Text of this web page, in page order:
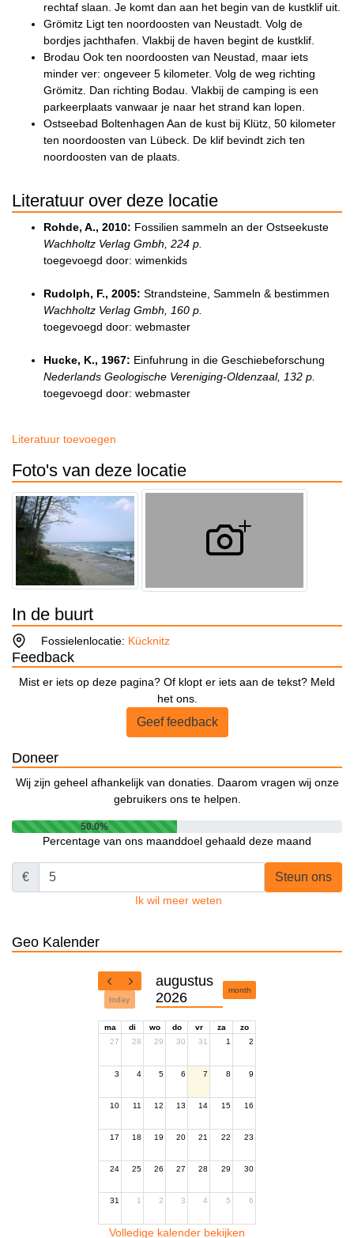
rechtaf slaan. Je komt dan aan het begin van de kustklif uit.
Grömitz Ligt ten noordoosten van Neustadt. Volg de
bordjes jachthafen. Vlakbij de haven begint de kustklif.
Brodau Ook ten noordoosten van Neustad, maar iets
minder ver: ongeveer 5 kilometer. Volg de weg richting
Grömitz. Dan richting Bodau. Vlakbij de camping is een
parkeerplaats vanwaar je naar het strand kan lopen.
Ostseebad Boltenhagen Aan de kust bij Klütz, 50 kilometer
ten noordoosten van Lübeck. De klif bevindt zich ten
noordoosten van de plaats.
Literatuur over deze locatie
Rohde, A., 2010: Fossilien sammeln an der Ostseekuste
Wachholtz Verlag Gmbh, 224 p.
toegevoegd door: wimenkids
Rudolph, F., 2005: Strandsteine, Sammeln & bestimmen
Wachholtz Verlag Gmbh, 160 p.
toegevoegd door: webmaster
Hucke, K., 1967: Einfuhrung in die Geschiebeforschung
Nederlands Geologische Vereniging-Oldenzaal, 132 p.
toegevoegd door: webmaster
Literatuur toevoegen
Foto's van deze locatie
In de buurt
Fossielenlocatie: Kücknitz
Feedback
Mist er iets op deze pagina? Of klopt er iets aan de tekst? Meld
het ons.
Geef feedback
Doneer
Wij zijn geheel afhankelijk van donaties. Daarom vragen wij onze
gebruikers ons te helpen.
50.0%
Percentage van ons maanddoel gehaald deze maand
€ Steun ons
Ik wil meer weten
Geo Kalender
today
augustus
2026
month
ma di wo do vr za
zo
27
28 29 30 31 1 2
3 4 5 6 7 8 9
10 11 12 13 14 15 16
17 18 19 20 21 22 23
24 25 26 27 28 29 30
31 1 2 3 4 5 6
Volledige kalender bekijken